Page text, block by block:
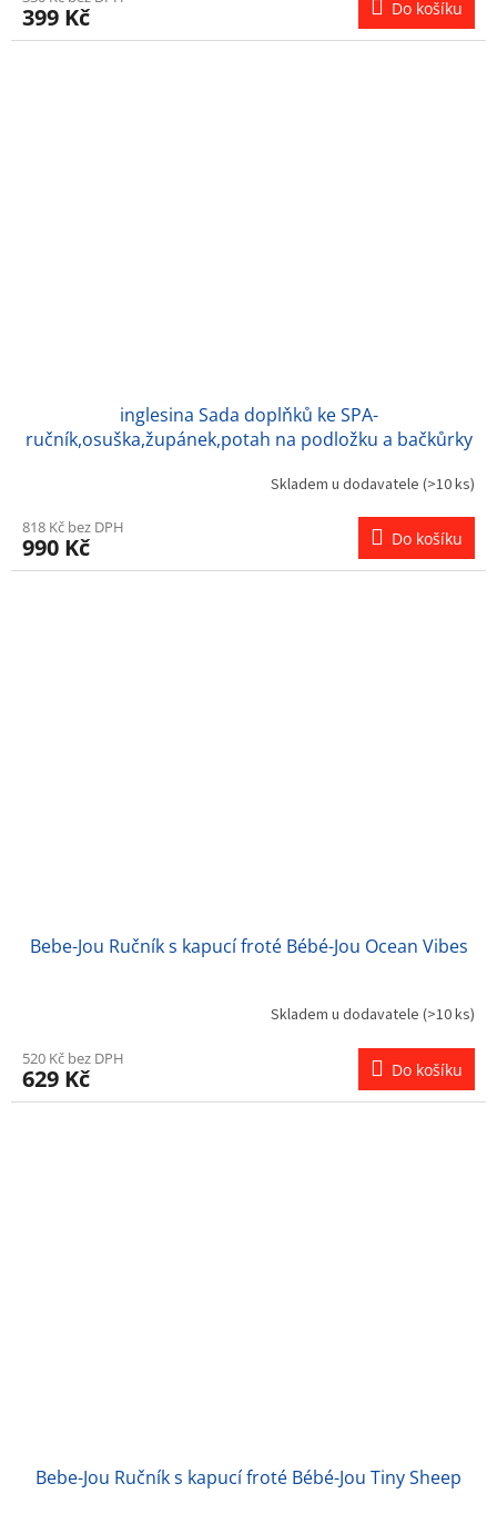
399 Kč Do košíku
inglesina Sada doplňků ke SPA-
ručník,osuška,župánek,potah na podložku a bačkůrky
Skladem u dodavatele (>10 ks)
818 Kč bez DPH
990 Kč Do košíku
Bebe-Jou Ručník s kapucí froté Bébé-Jou Ocean Vibes
Skladem u dodavatele (>10 ks)
520 Kč bez DPH
629 Kč Do košíku
Bebe-Jou Ručník s kapucí froté Bébé-Jou Tiny Sheep